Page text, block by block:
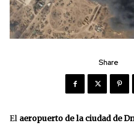
Share
El aeropuerto de la ciudad de